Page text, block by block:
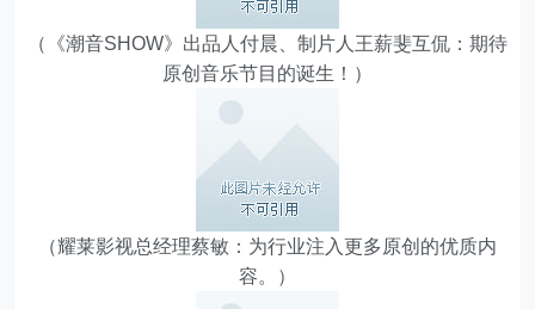
（《潮音SHOW》出品人付晨、制片人王薪斐互侃：期待
原创音乐节目的诞生！）
（耀莱影视总经理蔡敏：为行业注入更多原创的优质内
容。）